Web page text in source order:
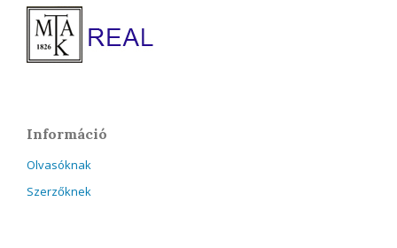
Információ
Olvasóknak
Szerzőknek